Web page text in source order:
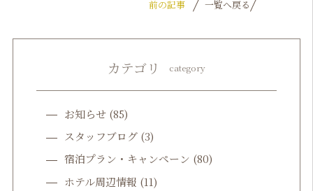
前の記事 一覧へ戻る
カテゴリ category
お知らせ(85)
スタッフブログ(3)
宿泊プラン・キャンペーン (80)
ホテル周辺情報 (11)